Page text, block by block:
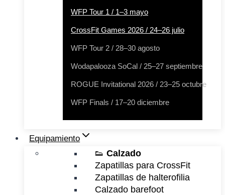
WFP Tour 1 / 1–3 mayo
CrossFit Games 2026 / 24–26 julio
WFP Tour 2 / 28–30 agosto
Wodapalooza SoCal / 25–27 septiembre
ROGUE Invitational 2026 / 23–25 octubre
WFP Finals / 17–20 diciembre
Equipamiento
👟 Calzado
Zapatillas para CrossFit
Zapatillas de halterofilia
Calzado barefoot